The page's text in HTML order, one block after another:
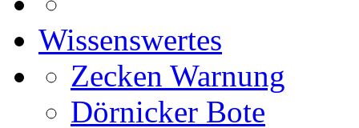
Wissenswertes
Zecken Warnung
Dörnicker Bote